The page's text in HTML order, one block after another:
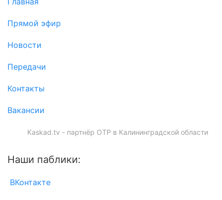
Прямой эфир
Новости
Передачи
Контакты
Вакансии
Kaskad.tv - партнёр ОТР в Калининградской области
Наши паблики:
ВКонтакте